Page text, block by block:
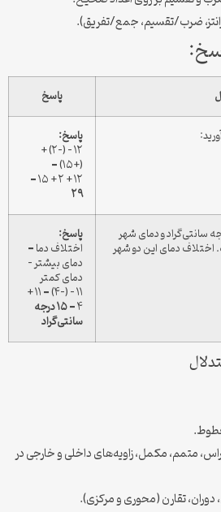
ضرب/تقسیم، جمع/تفریق).
پاسخ
پاسخ:
۱۲ – (-۲) +
(+۱۵) =
۱۲ + ۲ + ۱۵ =
۲۹
هوای شهر تهران -۴ درجه سانتی‌گراد و دمای شهر
است. اختلاف دمای این دو شهر
پاسخ:
اختلاف دما =
دمای بیشتر –
دمای کمتر
۱۱ – (-۴) = ۱۱ +
۴ =
۱۵ درجه
سانتی‌گراد
راس، متمم، مکمل، زاویه‌های داخلی و خارجی در
دوران، تقارن (محوری و مرکزی).